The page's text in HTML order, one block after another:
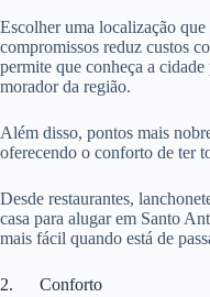
Escolher uma localização
compromissos reduz custos
permite que conheça a
morador da região.
Além disso, pontos mais
oferecendo o conforto de ter
Desde restaurantes,
casa para alugar em Santo
mais fácil quando está de
2. Conforto